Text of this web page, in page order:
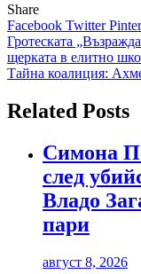
Share
Facebook Twitter
Навигация
Гротеската
щерката в елитно
Тайна коалиция:
Related Posts
Симона
след
Владо
пари
август 8, 2026